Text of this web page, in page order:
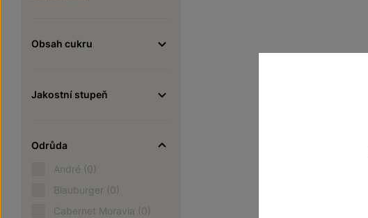
Obsah cukru
Jakostní stupeň
Odrůda
André (0)
Blauburger (0)
Cabernet Moravia (0)